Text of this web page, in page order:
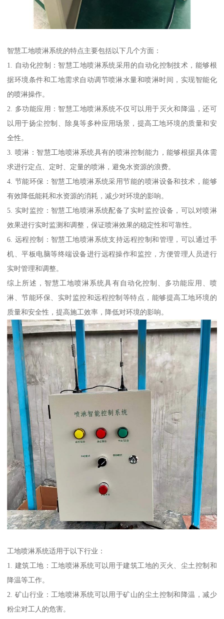
智慧工地喷淋系统的特点主要包括以下几个方面：
1. 自动化控制：智慧工地喷淋系统采用的自动化控制技术，能够根
据环境条件和工地需求自动调节喷淋水量和喷淋时间，实现智能化
的喷淋操作。
2. 多功能应用：智慧工地喷淋系统不仅可以用于灭火和降温，还可
以用于扬尘控制、除臭等多种应用场景，提高工地环境的质量和安
全性。
3. 喷淋：智慧工地喷淋系统具有的喷淋控制能力，能够根据具体需
求进行定点、定时、定量的喷淋，避免水资源的浪费。
4. 节能环保：智慧工地喷淋系统采用节能的喷淋设备和技术，能够
有效降低能耗和水资源的消耗，减少对环境的影响。
5. 实时监控：智慧工地喷淋系统配备了实时监控设备，可以对喷淋
效果进行实时监测和调整，保证喷淋效果的稳定性和可靠性。
6. 远程控制：智慧工地喷淋系统支持远程控制和管理，可以通过手
机、平板电脑等终端设备进行远程操作和监控，方便管理人员进行
实时管理和调整。
综上所述，智慧工地喷淋系统具有自动化控制、多功能应用、喷
淋、节能环保、实时监控和远程控制等特点，能够提高工地环境的
质量和安全性，提高施工效率，降低对环境的影响。
工地喷淋系统适用于以下行业：
1. 建筑工地：工地喷淋系统可以用于建筑工地的灭火、尘土控制和
降温等工作。
2. 矿山行业：工地喷淋系统可以用于矿山的尘土控制和降温，减少
粉尘对工人的危害。